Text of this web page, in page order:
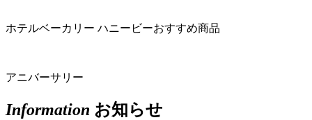
ホテルベーカリー ハニービーおすすめ商品
アニバーサリー
Information お知らせ